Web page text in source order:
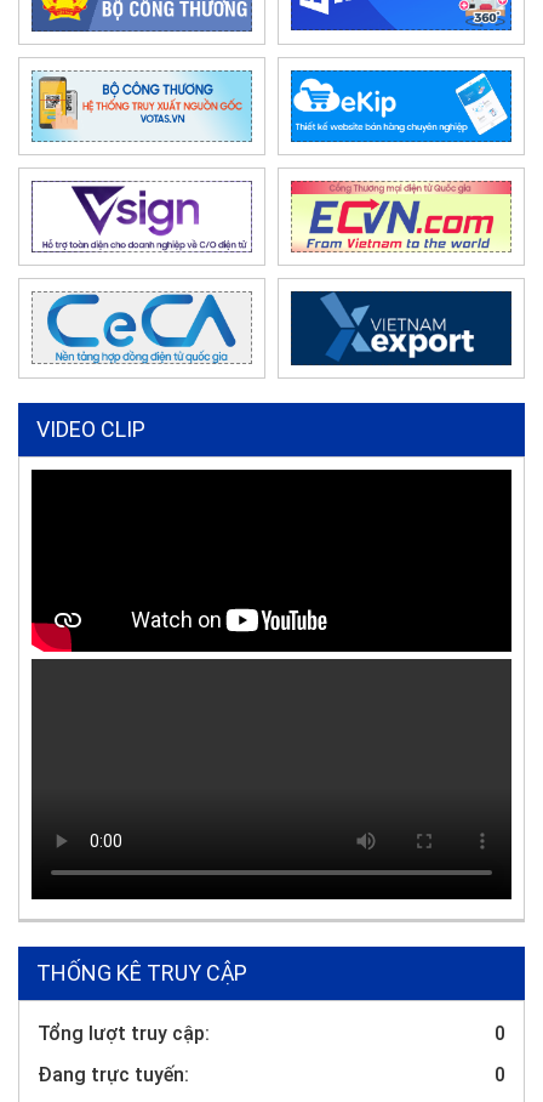
VIDEO CLIP
THỐNG KÊ TRUY CẬP
Tổng lượt truy cập:
0
Đang trực tuyến:
0